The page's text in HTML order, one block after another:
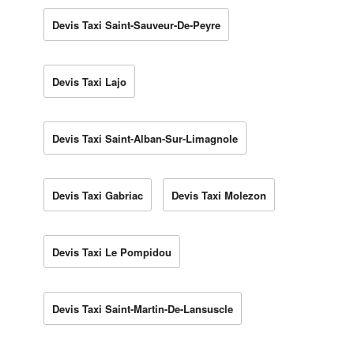
Devis Taxi Saint-Sauveur-De-Peyre
Devis Taxi Lajo
Devis Taxi Saint-Alban-Sur-Limagnole
Devis Taxi Gabriac Devis Taxi Molezon
Devis Taxi Le Pompidou
Devis Taxi Saint-Martin-De-Lansuscle